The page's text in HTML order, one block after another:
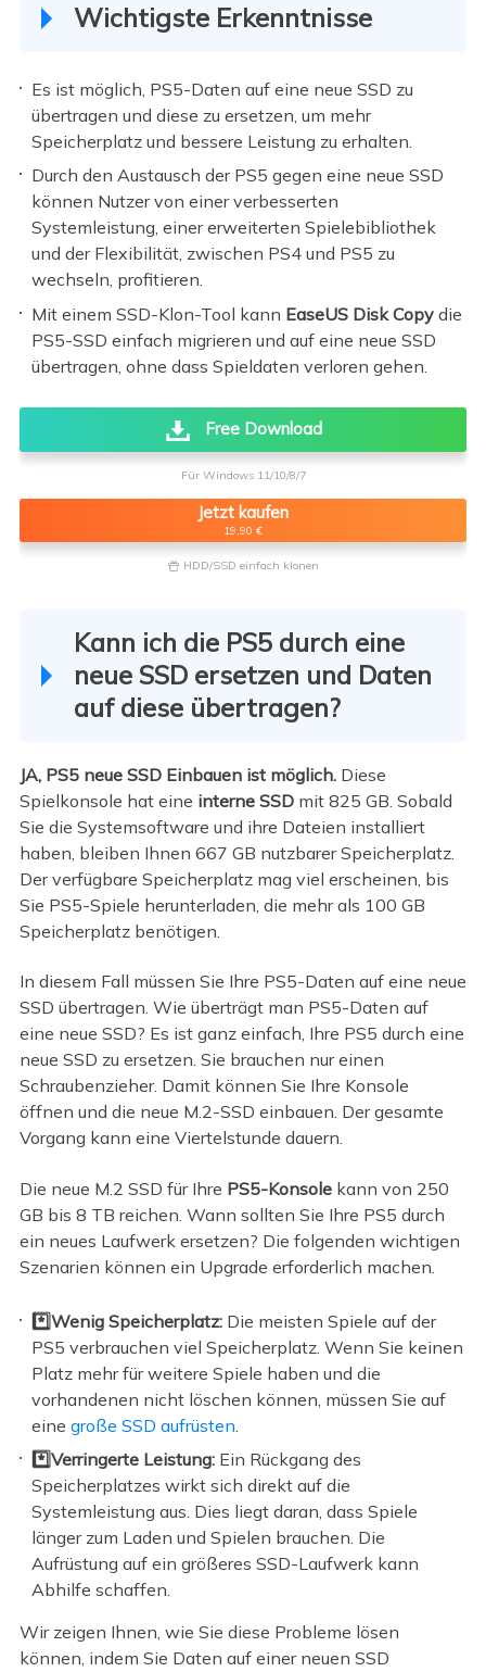
Wichtigste Erkenntnisse
Es ist möglich, PS5-Daten auf eine neue SSD zu
übertragen und diese zu ersetzen, um mehr
Speicherplatz und bessere Leistung zu erhalten.
Durch den Austausch der PS5 gegen eine neue SSD
können Nutzer von einer verbesserten
Systemleistung, einer erweiterten Spielebibliothek
und der Flexibilität, zwischen PS4 und PS5 zu
wechseln, profitieren.
Mit einem SSD-Klon-Tool kann EaseUS Disk Copy die
PS5-SSD einfach migrieren und auf eine neue SSD
übertragen, ohne dass Spieldaten verloren gehen.
Free Download
Für Windows 11/10/8/7
Jetzt kaufen
19,90 €
 HDD/SSD einfach klonen
Kann ich die PS5 durch eine
neue SSD ersetzen und Daten
auf diese übertragen?
JA, PS5 neue SSD Einbauen ist möglich.Diese
Spielkonsole hat eine interne SSDmit 825 GB. Sobald
Sie die Systemsoftware und ihre Dateien installiert
haben, bleiben Ihnen 667 GB nutzbarer Speicherplatz.
Der verfügbare Speicherplatz mag viel erscheinen, bis
Sie PS5-Spiele herunterladen, die mehr als 100 GB
Speicherplatz benötigen.
In diesem Fall müssen Sie Ihre PS5-Daten auf eine neue
SSD übertragen. Wie überträgt man PS5-Daten auf
eine neue SSD? Es ist ganz einfach, Ihre PS5 durch eine
neue SSD zu ersetzen. Sie brauchen nur einen
Schraubenzieher. Damit können Sie Ihre Konsole
öffnen und die neue M.2-SSD einbauen. Der gesamte
Vorgang kann eine Viertelstunde dauern.
Die neue M.2 SSD für Ihre PS5-Konsolekann von 250
GB bis 8 TB reichen. Wann sollten Sie Ihre PS5 durch
ein neues Laufwerk ersetzen? Die folgenden wichtigen
Szenarien können ein Upgrade erforderlich machen.
*️⃣Wenig Speicherplatz: Die meisten Spiele auf der
PS5 verbrauchen viel Speicherplatz. Wenn Sie keinen
Platz mehr für weitere Spiele haben und die
vorhandenen nicht löschen können, müssen Sie auf
einegroße SSD aufrüsten
*️⃣Verringerte Leistung: Ein Rückgang des
Speicherplatzes wirkt sich direkt auf die
Systemleistung aus. Dies liegt daran, dass Spiele
länger zum Laden und Spielen brauchen. Die
Aufrüstung auf ein größeres SSD-Laufwerk kann
Abhilfe schaffen.
Wir zeigen Ihnen, wie Sie diese Probleme lösen
können, indem Sie Daten auf einer neuen SSD